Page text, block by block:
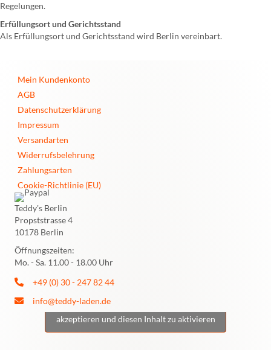
Regelungen.
Erfüllungsort und Gerichtsstand
Als Erfüllungsort und Gerichtsstand wird Berlin vereinbart.
Mein Kundenkonto
AGB
Datenschutzerklärung
Impressum
Versandarten
Widerrufsbelehrung
Zahlungsarten
Cookie-Richtlinie (EU)
Teddy's Berlin
Propststrasse 4
10178 Berlin
Öffnungszeiten:
Mo. - Sa. 11.00 - 18.00 Uhr
+49 (0) 30 - 247 82 44
info@teddy-laden.de
Klicke hier, um Marketing-Cookies zu
akzeptieren und diesen Inhalt zu aktivieren